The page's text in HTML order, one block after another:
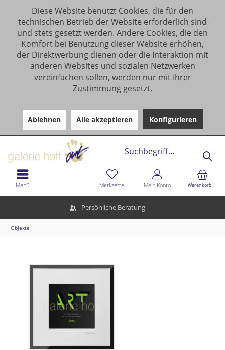
Diese Website benutzt Cookies, die für den
technischen Betrieb der Website erforderlich sind
und stets gesetzt werden. Andere Cookies, die den
Komfort bei Benutzung dieser Website erhöhen,
der Direktwerbung dienen oder die Interaktion mit
anderen Websites und sozialen Netzwerken
vereinfachen sollen, werden nur mit Ihrer
Zustimmung gesetzt.
Ablehnen Alle akzeptieren Konfigurieren
Persönliche Beratung
Warenkorb
Merkzettel Mein Konto
Menü
Objekte